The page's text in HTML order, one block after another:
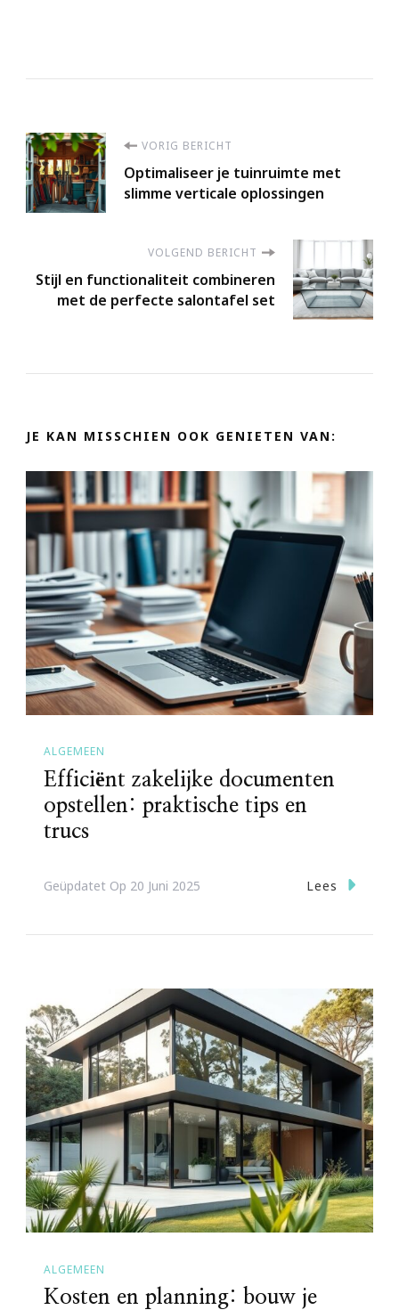
Berichtnavigatie
VORIG BERICHT
Optimaliseer je tuinruimte met
slimme verticale oplossingen
VOLGEND BERICHT
Stijl en functionaliteit combineren
met de perfecte salontafel set
JE KAN MISSCHIEN OOK GENIETEN VAN:
ALGEMEEN
Efficiënt zakelijke documenten
opstellen: praktische tips en
trucs
Geüpdatet Op 20 Juni 2025 Lees
ALGEMEEN
Kosten en planning: bouw je